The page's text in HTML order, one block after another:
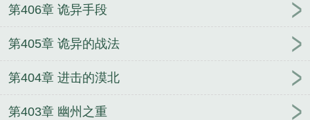
第406章 诡异手段
第405章 诡异的战法
第404章 进击的漠北
第403章 幽州之重